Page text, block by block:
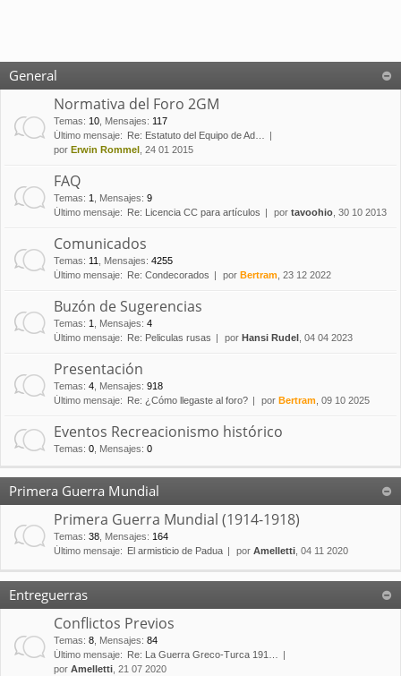
General
Normativa del Foro 2GM
Temas: 10 Mensajes: 117
Último mensaje:
Re: Estatuto del Equipo de Ad…
por Erwin Rommel , 24 01 2015
FAQ
Temas: 1 Mensajes: 9
Último mensaje:
Re: Licencia CC para artículos por tavoohio , 30 10 2013
Comunicados
Temas: 11 Mensajes: 4255
Último mensaje:
Re: Condecorados por Bertram , 23 12 2022
Buzón de Sugerencias
Temas: 1 Mensajes: 4
Último mensaje:
Re: Peliculas rusas por Hansi Rudel , 04 04 2023
Presentación
Temas: 4 Mensajes: 918
Último mensaje:
Re: ¿Cómo llegaste al foro? por Bertram , 09 10 2025
Eventos Recreacionismo histórico
Temas: 0 Mensajes: 0
Primera Guerra Mundial
Primera Guerra Mundial (1914-1918)
Temas: 38 Mensajes: 164
Último mensaje:
El armisticio de Padua por Amelletti , 04 11 2020
Entreguerras
Conflictos Previos
Temas: 8 Mensajes: 84
Último mensaje:
Re: La Guerra Greco-Turca 191…
por Amelletti , 21 07 2020